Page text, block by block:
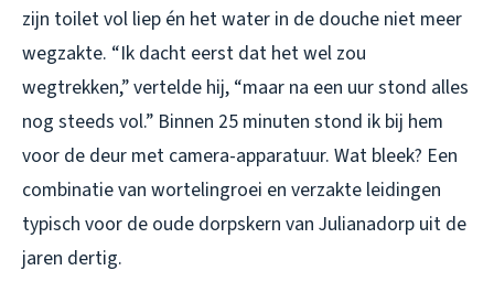
zijn toilet vol liep én het water in de douche niet meer
wegzakte. “Ik dacht eerst dat het wel zou
wegtrekken,” vertelde hij, “maar na een uur stond alles
nog steeds vol.” Binnen 25 minuten stond ik bij hem
voor de deur met camera-apparatuur. Wat bleek? Een
combinatie van wortelingroei en verzakte leidingen
typisch voor de oude dorpskern van Julianadorp uit de
jaren dertig.